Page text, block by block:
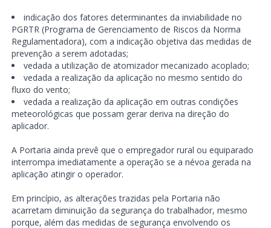
indicação dos fatores determinantes da inviabilidade no
PGRTR (Programa de Gerenciamento de Riscos da Norma
Regulamentadora), com a indicação objetiva das medidas de
prevenção a serem adotadas;
vedada a utilização de atomizador mecanizado acoplado;
vedada a realização da aplicação no mesmo sentido do
fluxo do vento;
vedada a realização da aplicação em outras condições
meteorológicas que possam gerar deriva na direção do
aplicador.
A Portaria ainda prevê que o empregador rural ou equiparado
interrompa imediatamente a operação se a névoa gerada na
aplicação atingir o operador.
Em princípio, as alterações trazidas pela Portaria não
acarretam diminuição da segurança do trabalhador, mesmo
porque, além das medidas de segurança envolvendo os